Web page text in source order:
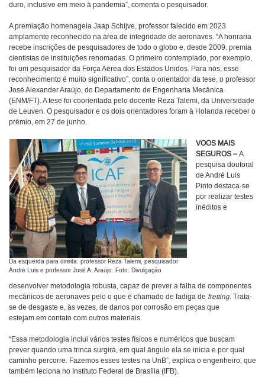
duro, inclusive em meio à pandemia”, comenta o pesquisador.
A premiação homenageia Jaap Schijve, professor falecido em 2023
amplamente reconhecido na área de integridade de aeronaves. “A honraria
recebe inscrições de pesquisadores de todo o globo e, desde 2009, premia
cientistas de instituições renomadas. O primeiro contemplado, por exemplo,
foi um pesquisador da Força Aérea dos Estados Unidos. Para nós, esse
reconhecimento é muito significativo”, conta o orientador da tese, o professor
José Alexander Araújo, do Departamento de Engenharia Mecânica
(ENM/FT). A tese foi coorientada pelo docente Reza Talemi, da Universidade
de Leuven. O pesquisador e os dois orientadores foram à Holanda receber o
prêmio, em 27 de junho.
Da esquerda para direita: professor Reza Talemi, pesquisador
André Luis e professor José A. Araújo. Foto: Divulgação
VOOS MAIS
SEGUROS –A
pesquisa doutoral
de André Luis
Pinto destaca-se
por realizar testes
inéditos e
desenvolver metodologia robusta, capaz de prever a falha de componentes
mecânicos de aeronaves pelo o que é chamado de fadiga de fretting. Trata-
se de desgaste e, às vezes, de danos por corrosão em peças que
estejam em contato com outros materiais.
“Essa metodologia inclui vários testes físicos e numéricos que buscam
prever quando uma trinca surgirá, em qual ângulo ela se inicia e por qual
caminho percorre. Fazemos esses testes na UnB”, explica o engenheiro, que
também leciona no Instituto Federal de Brasília (IFB).